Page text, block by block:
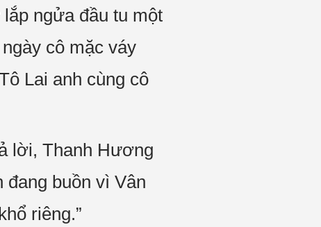
ngửa đầu tu một
cô mặc váy
Lai anh cùng cô
lời, Thanh Hương
đang buồn vì Vân
riêng.”